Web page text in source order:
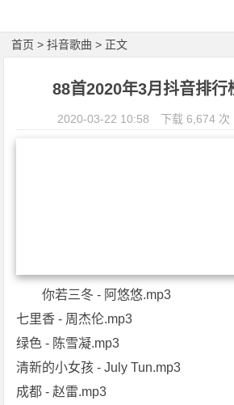
首页 >抖音歌曲 > 正文
88首2020年3月抖音排行
2020-03-22 10:58 下载 6,674 次
你若三冬 - 阿悠悠.mp3
七里香 - 周杰伦.mp3
绿色 - 陈雪凝.mp3
清新的小女孩 - July Tun.mp3
成都 - 赵雷.mp3